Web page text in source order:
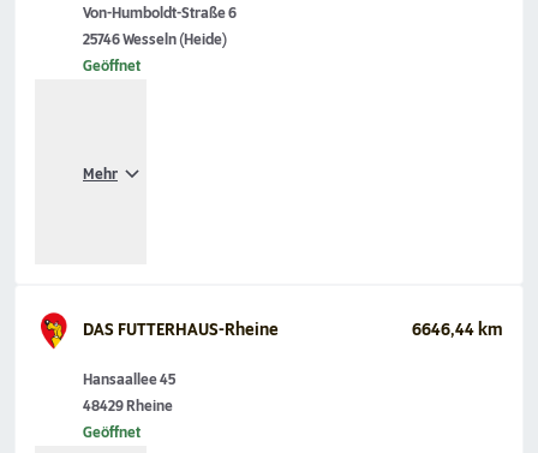
Von-Humboldt-Straße 6
25746 Wesseln (Heide)
Geöffnet
Mehr
DAS FUTTERHAUS-Rheine 6646,44 km
Hansaallee 45
48429 Rheine
Geöffnet